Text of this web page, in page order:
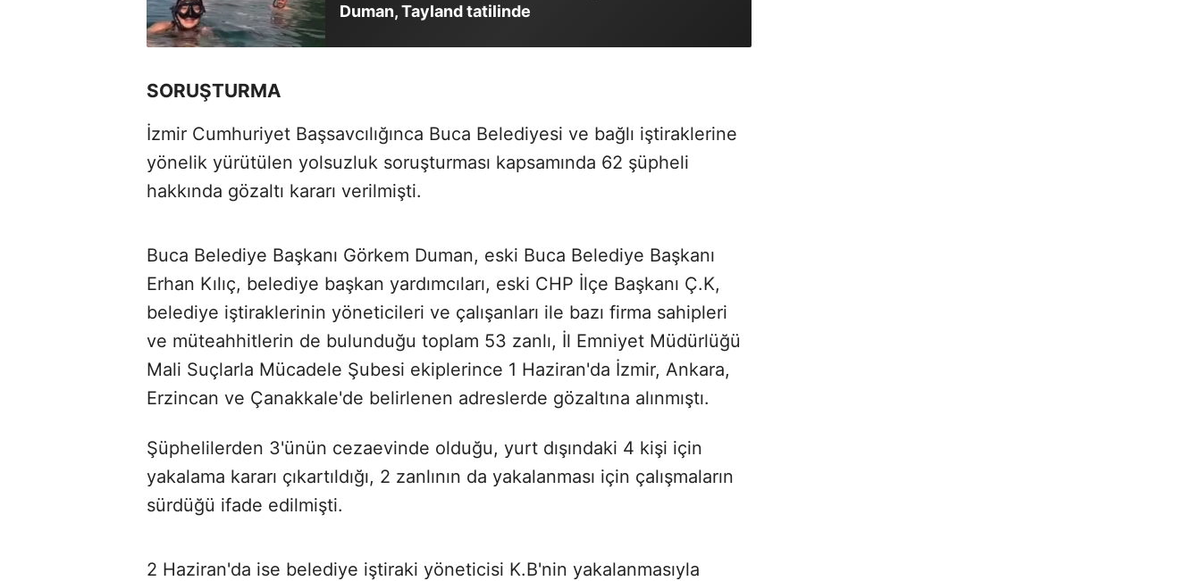
Duman, Tayland tatilinde
SORUŞTURMA
İzmir Cumhuriyet Başsavcılığınca Buca Belediyesi ve bağlı iştiraklerine
yönelik yürütülen yolsuzluk soruşturması kapsamında 62 şüpheli
hakkında gözaltı kararı verilmişti.
Buca Belediye Başkanı Görkem Duman, eski Buca Belediye Başkanı
Erhan Kılıç, belediye başkan yardımcıları, eski CHP İlçe Başkanı Ç.K,
belediye iştiraklerinin yöneticileri ve çalışanları ile bazı firma sahipleri
ve müteahhitlerin de bulunduğu toplam 53 zanlı, İl Emniyet Müdürlüğü
Mali Suçlarla Mücadele Şubesi ekiplerince 1 Haziran'da İzmir, Ankara,
Erzincan ve Çanakkale'de belirlenen adreslerde gözaltına alınmıştı.
Şüphelilerden 3'ünün cezaevinde olduğu, yurt dışındaki 4 kişi için
yakalama kararı çıkartıldığı, 2 zanlının da yakalanması için çalışmaların
sürdüğü ifade edilmişti.
2 Haziran'da ise belediye iştiraki yöneticisi K.B'nin yakalanmasıyla